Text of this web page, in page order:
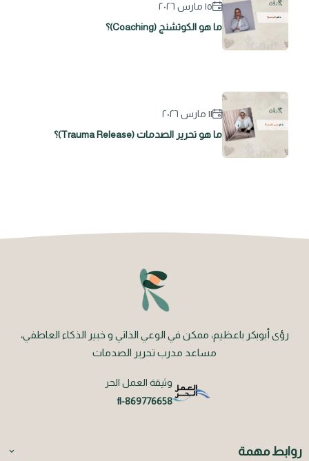
١٥ مارس ٢٠٢٦
ما هو الكوتشنج (Coaching)؟
١١ مارس ٢٠٢٦
ما هو تحرير الصدمات (Trauma Release)؟
روابط مهمة
رؤى أبوبكر باعظيم، ممكن في الوعي الذاتي و خبير الذكاء العاطفي،
مساعد مدرب تحرير الصدمات
وثيقة العمل الحر
fl-869776658